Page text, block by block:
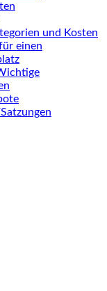
und Kosten
einen